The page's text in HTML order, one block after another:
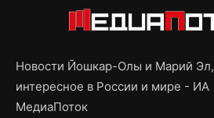
Новости Йошкар-Олы и Марий Эл,
интересное в России и мире - ИА
МедиаПоток